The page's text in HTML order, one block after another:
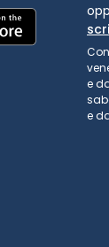
e
e